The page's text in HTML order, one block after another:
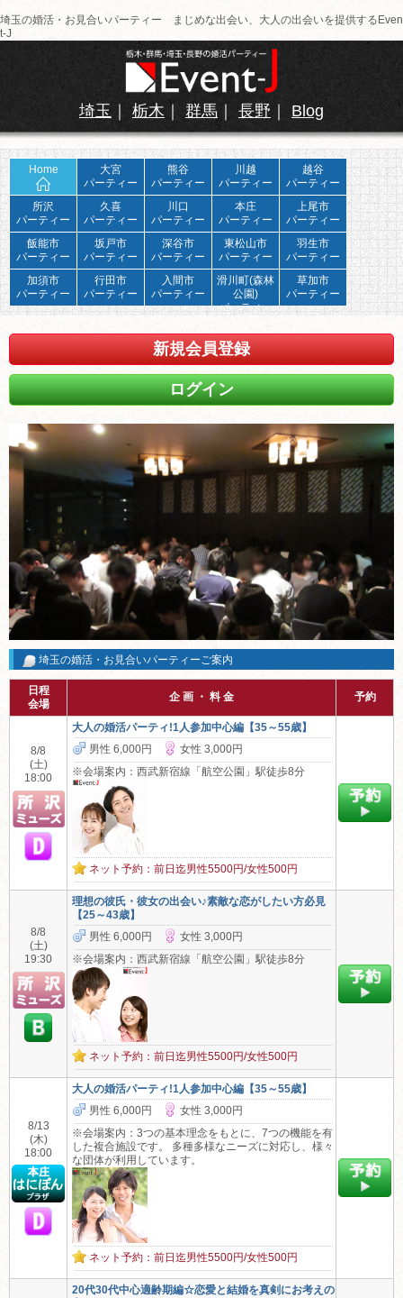
埼玉の婚活・お見合いパーティー まじめな出会い、大人の出会いを提供するEven
t-J
埼玉 ｜ 栃木 ｜ 群馬 ｜ 長野 ｜ Blog
Home
大宮
パーティー
熊谷
パーティー
川越
パーティー
越谷
パーティー
所沢
パーティー
久喜
パーティー
川口
パーティー
本庄
パーティー
上尾市
パーティー
飯能市
パーティー
坂戸市
パーティー
深谷市
パーティー
東松山市
パーティー
羽生市
パーティー
加須市
パーティー
行田市
パーティー
入間市
パーティー
滑川町(森林
公園)
パーティー
草加市
パーティー
新規会員登録
ログイン
埼玉の婚活・お見合いパーティーご案内
日程
会場
企 画 ・ 料 金 予約
8/8
(土)
18:00
大人の婚活パーティ!1人参加中心編【35～55歳】
男性 6,000円
女性 3,000円
※会場案内：西武新宿線「航空公園」駅徒歩8分
ネット予約：前日迄男性5500円/女性500円
8/8
(土)
19:30
理想の彼氏・彼女の出会い♪素敵な恋がしたい方必見
【25～43歳】
男性 6,000円
女性 3,000円
※会場案内：西武新宿線「航空公園」駅徒歩8分
ネット予約：前日迄男性5500円/女性500円
8/13
(木)
18:00
大人の婚活パーティ!1人参加中心編【35～55歳】
男性 6,000円
女性 3,000円
※会場案内：3つの基本理念をもとに、7つの機能を有
した複合施設です。 多種多様なニーズに対応し、様々
な団体が利用しています。
ネット予約：前日迄男性5500円/女性500円
20代30代中心適齢期編☆恋愛と結婚を真剣にお考えの